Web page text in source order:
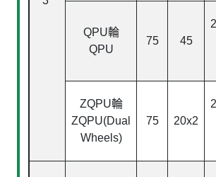
QPU輪
QPU
75 45
ZQPU輪
ZQPU(Dual
Wheels)
75 20x2